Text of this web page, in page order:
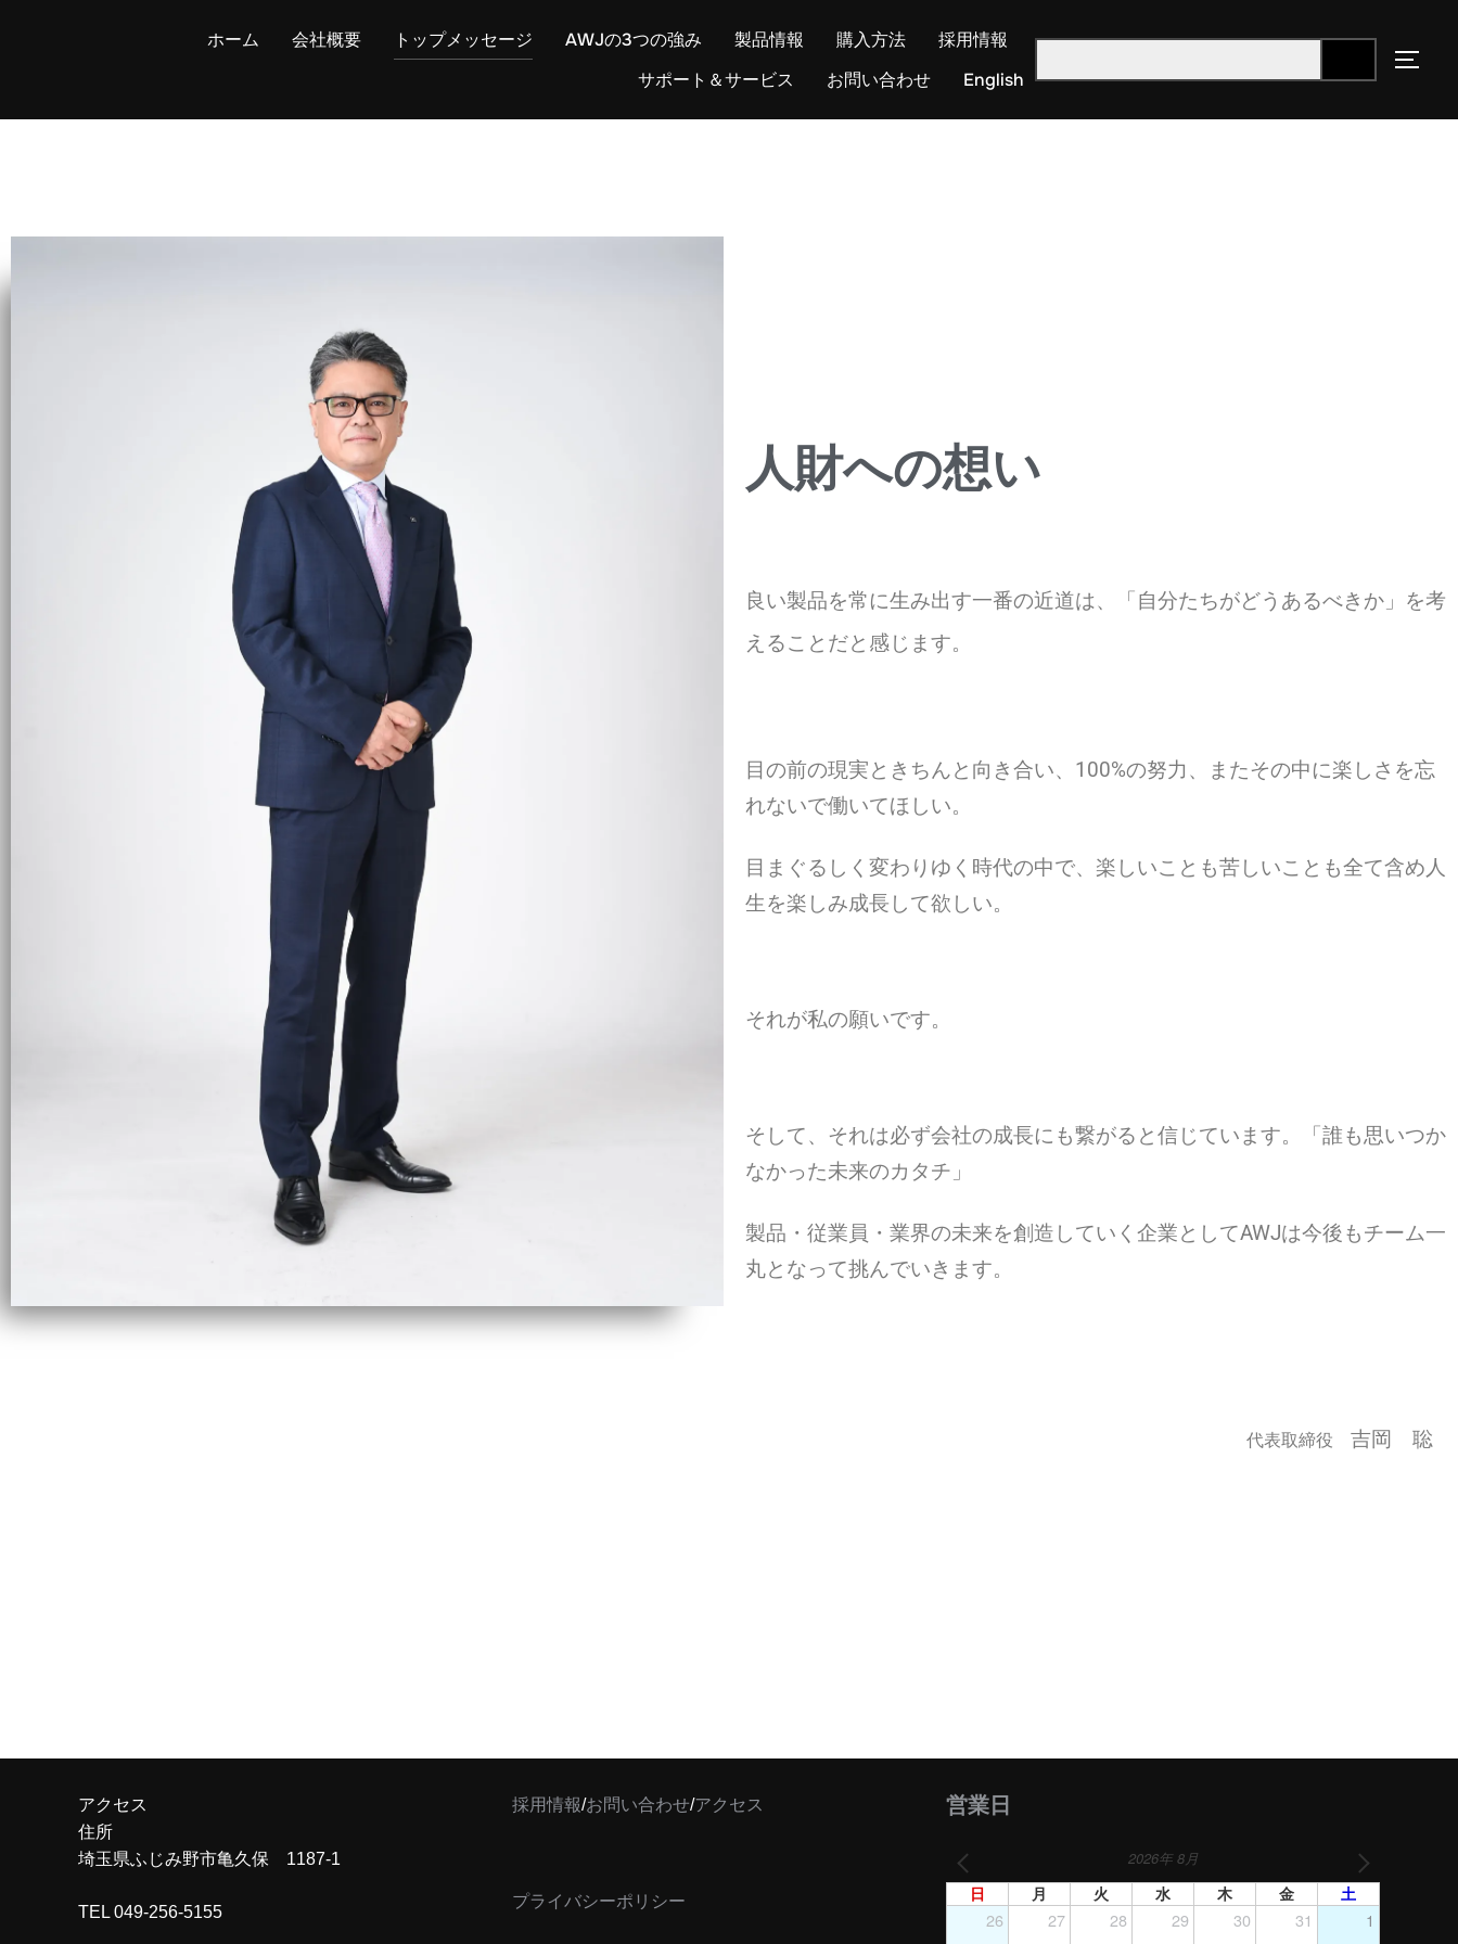
ホーム 会社概要 トップメッセージ AWJの3つの強み 製品情報 購入方法
採用情報
サポート＆サービス
お問い合わせ English
人財への想い
良い製品を常に生み出す一番の近道は、「自分たちがどうあるべきか」を考
えることだと感じます。
目の前の現実ときちんと向き合い、100%の努力、またその中に楽しさを忘
れないで働いてほしい。
目まぐるしく変わりゆく時代の中で、楽しいことも苦しいことも全て含め人
生を楽しみ成長して欲しい。
それが私の願いです。
そして、それは必ず会社の成長にも繋がると信じています。「誰も思いつか
なかった未来のカタチ」
製品・従業員・業界の未来を創造していく企業としてAWJは今後もチーム一
丸となって挑んでいきます。
代表取締役 吉岡 聡
アクセス
住所
埼玉県ふじみ野市亀久保 1187-1
TEL 049-256-5155
採用情報/お問い合わせ/アクセス
プライバシーポリシー
営業日
2026年 8月
日
月 火 水 木 金 土
26 27 28 29 30 31 1